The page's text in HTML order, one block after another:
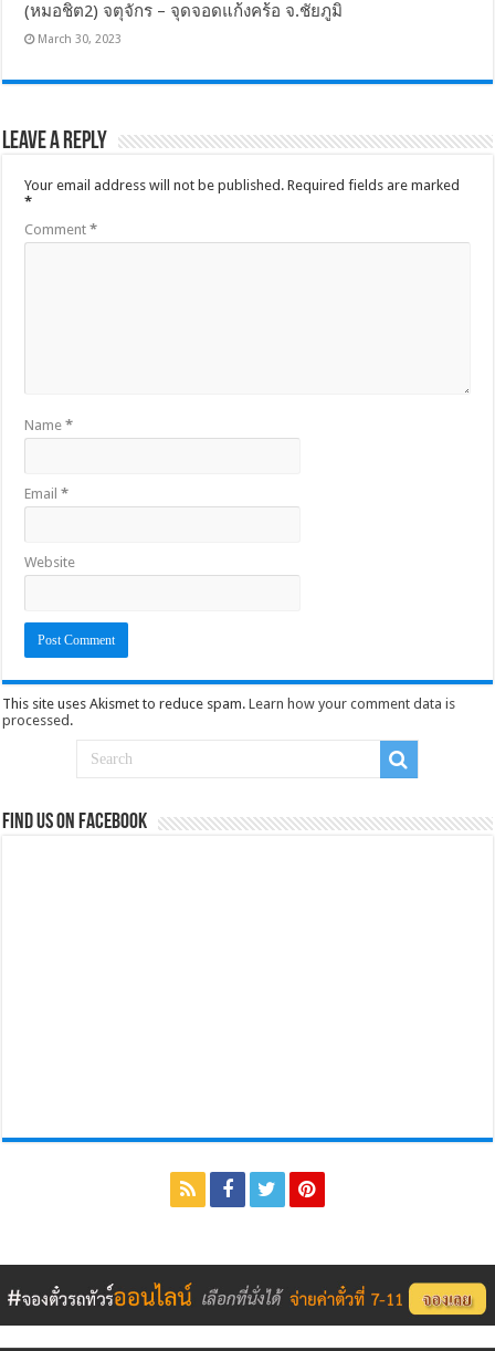
(หมอชิต2) จตุจักร – จุดจอดแก้งคร้อ จ.ชัยภูมิ
March 30, 2023
Leave a Reply
Your email address will not be published. Required fields are marked
*
Comment*
Name*
Email*
Website
This site uses Akismet to reduce spam.Learn how your comment data is
processed .
Find us on Facebook